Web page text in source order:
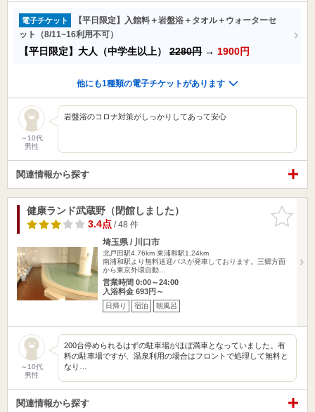
電子チケット
【平日限定】入館料＋岩盤浴＋タオル＋ウォーターセ
ット（8/11~16利用不可）
【平日限定】大人（中学生以上） 2280円 → 1900円
他にも1種類の電子チケットがあります
～10代
男性
岩盤浴のコロナ対策がしっかりしてあって安心
関連情報から探す
お気に入
りに追加
健康ランド武蔵野（閉館しました）
3.4点/ 48 件
埼玉県 / 川口市
北戸田駅4.76km 東浦和駅1.24km
南浦和駅より無料送迎バスが発車しております。三郷方面
から東京外環自動…
営業時間 0:00～24:00
入浴料金 693円～
日帰り 宿泊 朝風呂
～10代
男性
200台停められるはずの駐車場がほぼ満車となっていました。有
料の駐車場ですが、温泉利用の場合はフロントで処理して無料と
なり…
関連情報から探す